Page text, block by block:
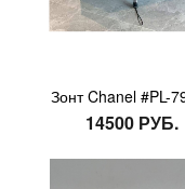
Зонт Chanel #PL-
14500 РУБ.